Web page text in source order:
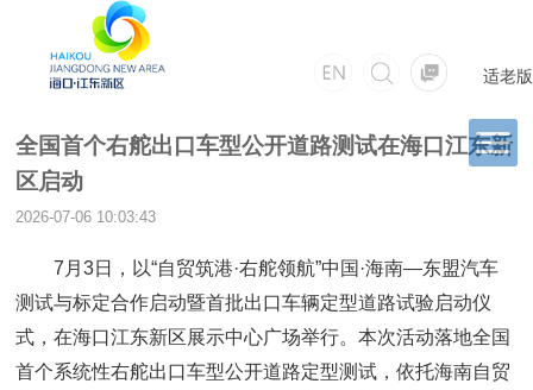
适老版
全国首个右舵出口车型公开道路测试在海口江东新
区启动
2026-07-06 10:03:43
7月3日，以“自贸筑港·右舵领航”中国·海南—东盟汽车
测试与标定合作启动暨首批出口车辆定型道路试验启动仪
式，在海口江东新区展示中心广场举行。本次活动落地全国
首个系统性右舵出口车型公开道路定型测试，依托海南自贸